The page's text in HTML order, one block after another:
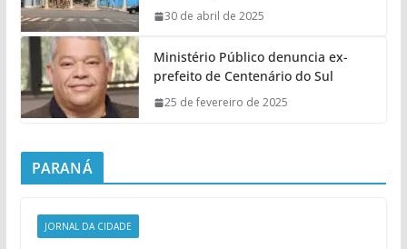
30 de abril de 2025
Ministério Público denuncia ex-
prefeito de Centenário do Sul
25 de fevereiro de 2025
PARANÁ
JORNAL DA CIDADE